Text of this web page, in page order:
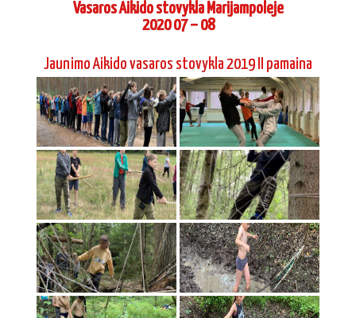
Vasaros Aikido stovykla Marijampoleje
2020 07 – 08
Jaunimo Aikido vasaros stovykla 2019 II pamaina